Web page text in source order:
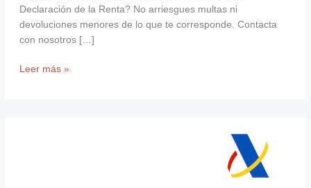
Declaración de la Renta? No arriesgues multas ni
devoluciones menores de lo que te corresponde. Contacta
con nosotros […]
Leer más »